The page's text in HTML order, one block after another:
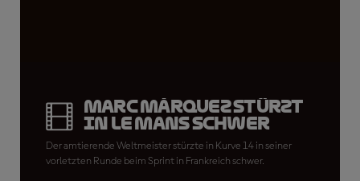
Marc Márquez stürzt
in Le Mans schwer
Der amtierende Weltmeister stürzte in Kurve 14 in seiner
vorletzten Runde beim Sprint in Frankreich schwer.